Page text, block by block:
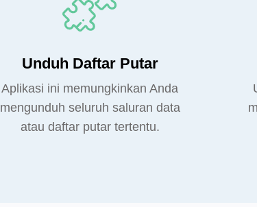
Unduh Daftar Putar
Aplikasi ini memungkinkan Anda
mengunduh seluruh saluran data
atau daftar putar tertentu.